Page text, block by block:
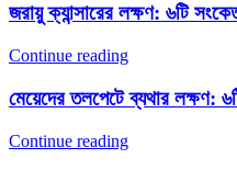
জরায়ু ক্যান্সারের লক্ষণ: ৬টি
Continue reading
মেয়েদের তলপেটে ব্যথার লক্ষণ:
Continue reading